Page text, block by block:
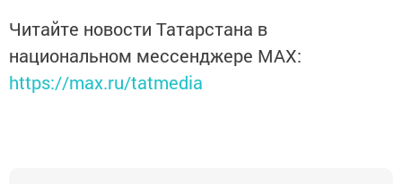
Читайте новости Татарстана в
национальном мессенджере MАХ:
https://max.ru/tatmedia